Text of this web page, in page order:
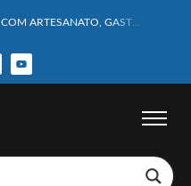
HOMEM CAI DE CACHOEIRA DE 40 METROS AO TENTAR FAZER FOTO
CORPOS DAS SEIS VÍTIMAS DE ACIDENTE COM LANCHA SÃO VELADOS; SAIBA COMO FOI